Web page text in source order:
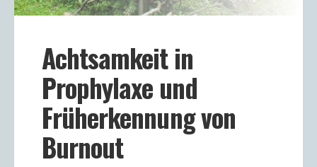
Achtsamkeit in
Prophylaxe und
Früherkennung von
Burnout